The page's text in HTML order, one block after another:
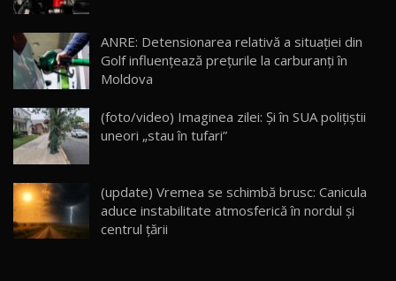
17 20:06
30:08
AutoBlog.MD
23:36
20
Noul ZEEKR 7X / Test Drive AutoBlog.MD
29:08
ANRE: Detensionarea relativă a situației din
Golf influențează prețurile la carburanți în
Moldova
(foto/video) Imaginea zilei: Și în SUA polițiștii
uneori „stau în tufari”
(update) Vremea se schimbă brusc: Canicula
aduce instabilitate atmosferică în nordul și
centrul țării